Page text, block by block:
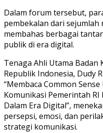
Dalam forum tersebut,
pembekalan dari
membahas berbagai
publik di era digital.
Tenaga Ahli Utama Badan
Republik Indonesia, Dudy
“Membaca Common
Komunikasi Pemerintah
Dalam Era Digital”,
persepsi, emosi, dan
strategi komunikasi.